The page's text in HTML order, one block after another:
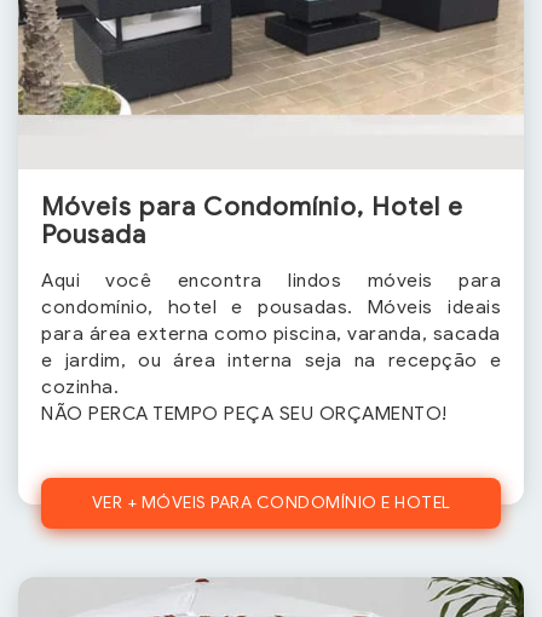
Móveis para Condomínio, Hotel e
Pousada
Aqui você encontra lindos móveis para
condomínio, hotel e pousadas. Móveis ideais
para área externa como piscina, varanda, sacada
e jardim, ou área interna seja na recepção e
cozinha.
NÃO PERCA TEMPO PEÇA SEU ORÇAMENTO!
VER + MÓVEIS PARA CONDOMÍNIO E HOTEL